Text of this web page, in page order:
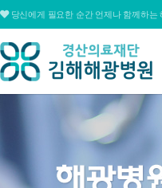
당신에게 필요한 순간 언제나 함께하는
대표전화